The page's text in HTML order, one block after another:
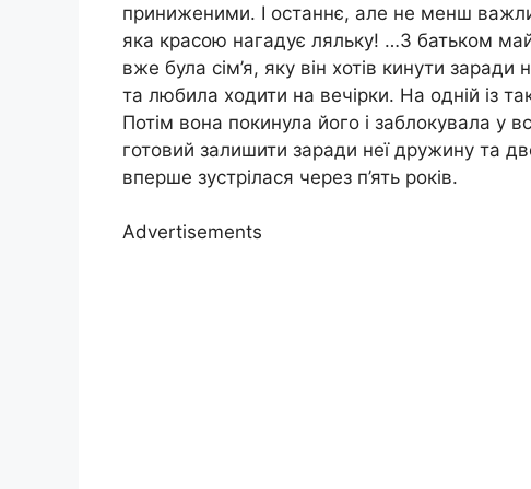
приниженими. І останнє, але не менш
яка красою нагадує ляльку! …З батьком
вже була сім’я, яку він хотів кинути
та любила ходити на вечірки. На одній із
Потім вона покинула його і заблокувала у
готовий залишити заради неї дружину та
вперше зустрілася через п’ять років.
Advertisements